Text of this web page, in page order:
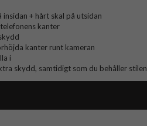
insidan + hårt skal på utsidan
kanter
kanter runt kameran
i
skydd, samtidigt som du behåller stilen